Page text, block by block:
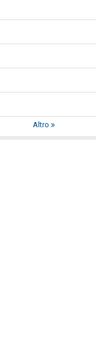
Altro